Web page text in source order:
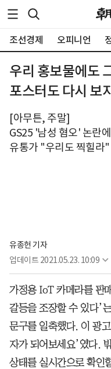
조선경제 오피니언
우리 홍보물에도
포스터도 다시 보
[아무튼, 주말]
GS25 '남성 혐오' 논란에
유통가 "우리도 찍힐라"
유종헌 기자
업데이트 2021.05.23. 10:09
가정용 IoT 카메라를 판
갈등을 조장할 수 있다’
문구를 일축했다. 이 광
자가 되어보세요’였다.
상태를 실시간으로 확인